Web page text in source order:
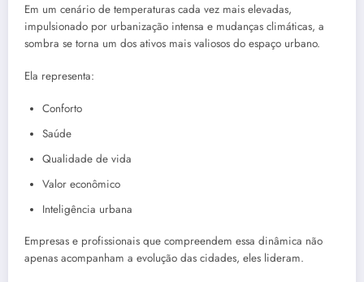
Em um cenário de temperaturas cada vez mais elevadas,
impulsionado por urbanização intensa e mudanças climáticas, a
sombra se torna um dos ativos mais valiosos do espaço urbano.
Ela representa:
Conforto
Saúde
Qualidade de vida
Valor econômico
Inteligência urbana
Empresas e profissionais que compreendem essa dinâmica não
apenas acompanham a evolução das cidades, eles lideram.